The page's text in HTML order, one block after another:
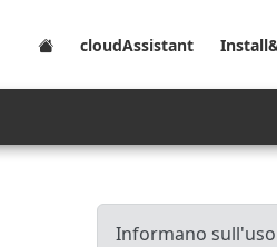
cloudAssistant
Informano sull'uso